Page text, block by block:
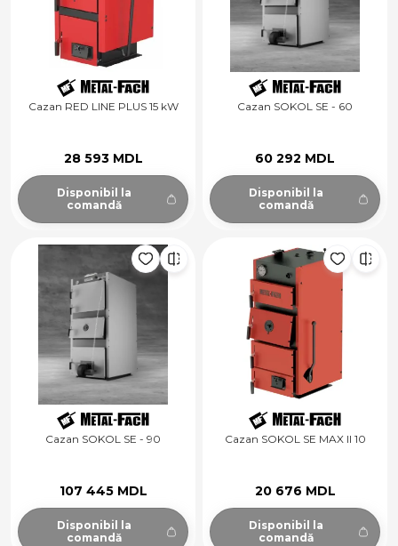
Cazan RED LINE PLUS 15 kW
28 593 MDL
Disponibil la
comandă
Cazan SOKOL SE - 60
60 292 MDL
Disponibil la
comandă
Cazan SOKOL SE - 90
107 445 MDL
Disponibil la
comandă
Cazan SOKOL SE MAX II 10
20 676 MDL
Disponibil la
comandă